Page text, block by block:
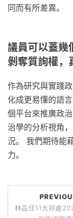
同而有所差異。
議員可以蓋幾
剝奪質詢權，
作為研究與實踐
化成更易懂的語
個平台來推廣政
治學的分析視角
況。 我們期待能
力。
林品任11大好處